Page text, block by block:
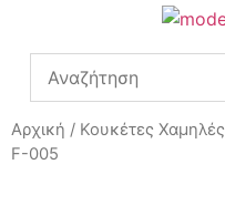
Αρχική / Κουκέτες Χαμηλές
F-005